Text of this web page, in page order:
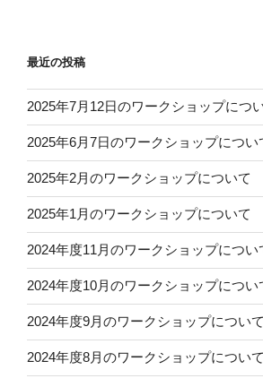
最近の投稿
2025年7月12日のワークショップにつ
2025年6月7日のワークショップについ
2025年2月のワークショップについて
2025年1月のワークショップについて
2024年度11月のワークショップについ
2024年度10月のワークショップについ
2024年度9月のワークショップについて
2024年度8月のワークショップについて